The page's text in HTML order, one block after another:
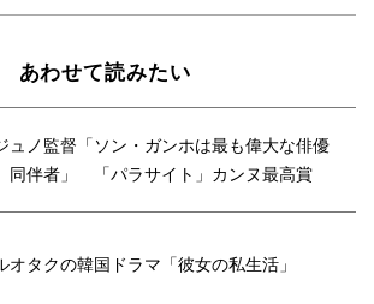
あわせて読みたい
ュノ監督「ソン・ガンホは最も偉大な俳優
同伴者」 「パラサイト」カンヌ最高賞
オタクの韓国ドラマ「彼女の私生活」